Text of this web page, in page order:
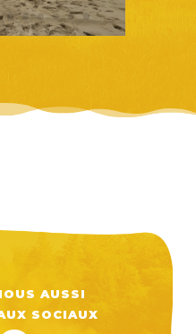
AUSSI
SOCIAUX